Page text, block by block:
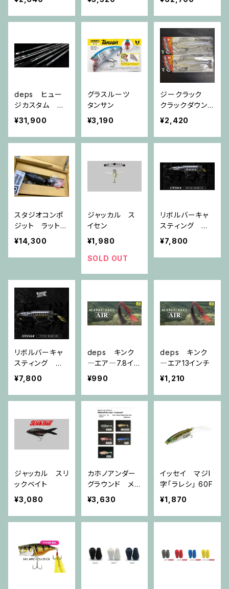
レンジビュー A
POC-74MMH
deps ヒュー
ジカスタム ジ
ェノマ HG3-6
3RF
¥31,900
グラスルーツ
タンサン
¥3,190
ジークラック
クラックダウン6
インチ
¥2,420
スタジオコンポ
ジット ラットマ
ン
¥14,300
ジャッカル ス
イセン
¥1,980
SOLD OUT
リボルバーキャ
スティング 零
弾 フローティン
グ 100mm 17g
¥7,800
リボルバーキャ
スティング 零
弾 シンキング 1
00mm 29g
¥7,800
deps キンク
―エア―7.8イン
チ
¥990
deps キンク
―エア13インチ
¥1,210
ジャッカル スリ
ックベイト
¥3,080
カホノアンダー
グラウンド メ
ロウフリップラ
ス クレセント
¥3,630
イッセイ マジI
字「ラレシ」 60F
¥1,870